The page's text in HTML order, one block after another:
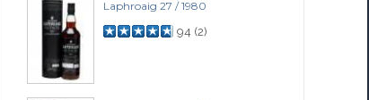
Laphroaig 27 / 1980
94 (2)